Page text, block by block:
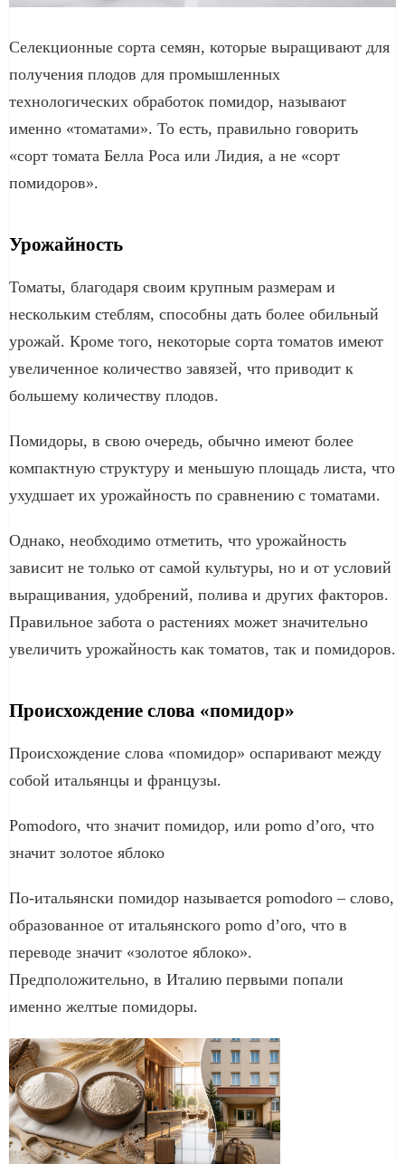
Селекционные сорта семян, которые выращивают для
получения плодов для промышленных
технологических обработок помидор, называют
именно «томатами». То есть, правильно говорить
«сорт томата Белла Роса или Лидия, а не «сорт
помидоров».
Урожайность
Томаты, благодаря своим крупным размерам и
нескольким стеблям, способны дать более обильный
урожай. Кроме того, некоторые сорта томатов имеют
увеличенное количество завязей, что приводит к
большему количеству плодов.
Помидоры, в свою очередь, обычно имеют более
компактную структуру и меньшую площадь листа, что
ухудшает их урожайность по сравнению с томатами.
Однако, необходимо отметить, что урожайность
зависит не только от самой культуры, но и от условий
выращивания, удобрений, полива и других факторов.
Правильное забота о растениях может значительно
увеличить урожайность как томатов, так и помидоров.
Происхождение слова «помидор»
Происхождение слова «помидор» оспаривают между
собой итальянцы и французы.
Pomodoro, что значит помидор, или pomo d’oro, что
значит золотое яблоко
По-итальянски помидор называется pomodoro – слово,
образованноe от итальянского pomo d’oro, что в
переводе значит «золотое яблоко».
Предположительно, в Италию первыми попали
именно желтые помидоры.